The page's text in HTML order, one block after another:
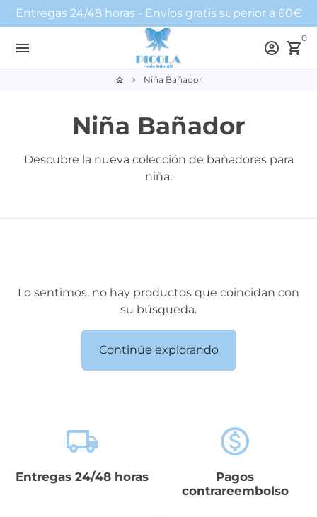
directamente
Entregas 24/48 horas - Envíos gratis superior a 60€
menu account_circle shopping_cart
0
home keyboard_arrow_right Niña Bañador
Niña Bañador
Descubre la nueva colección de bañadores para
niña.
Lo sentimos, no hay productos que coincidan con
su búsqueda.
Continúe explorando
local_shipping
Entregas 24/48 horas
monetization_on
Pagos
contrareembolso